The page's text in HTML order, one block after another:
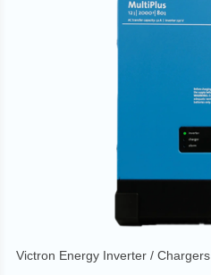
Victron Energy Inverter / Chargers